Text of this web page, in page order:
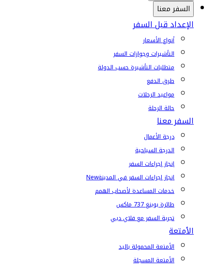
السفر معنا
الإعداد قبل السفر
أنواع الأسعار
التأشيرات وجوازات السفر
متطلبات التأشيرة حسب الدولة
طرق الدفع
مواعيد الرحلات
حالة الرحلة
السفر معنا
درجة الأعمال
الدرجة السياحية
إنجاز إجراءات السفر
إنجاز إجراءات السفر في المدينةNew
خدمات المساعدة لأصحاب الهمم
طائرة بوينغ 737 ماكس
تجربة السفر مع فلاي دبي
الأمتعة
الأمتعة المحمولة باليد
الأمتعة المسجلة